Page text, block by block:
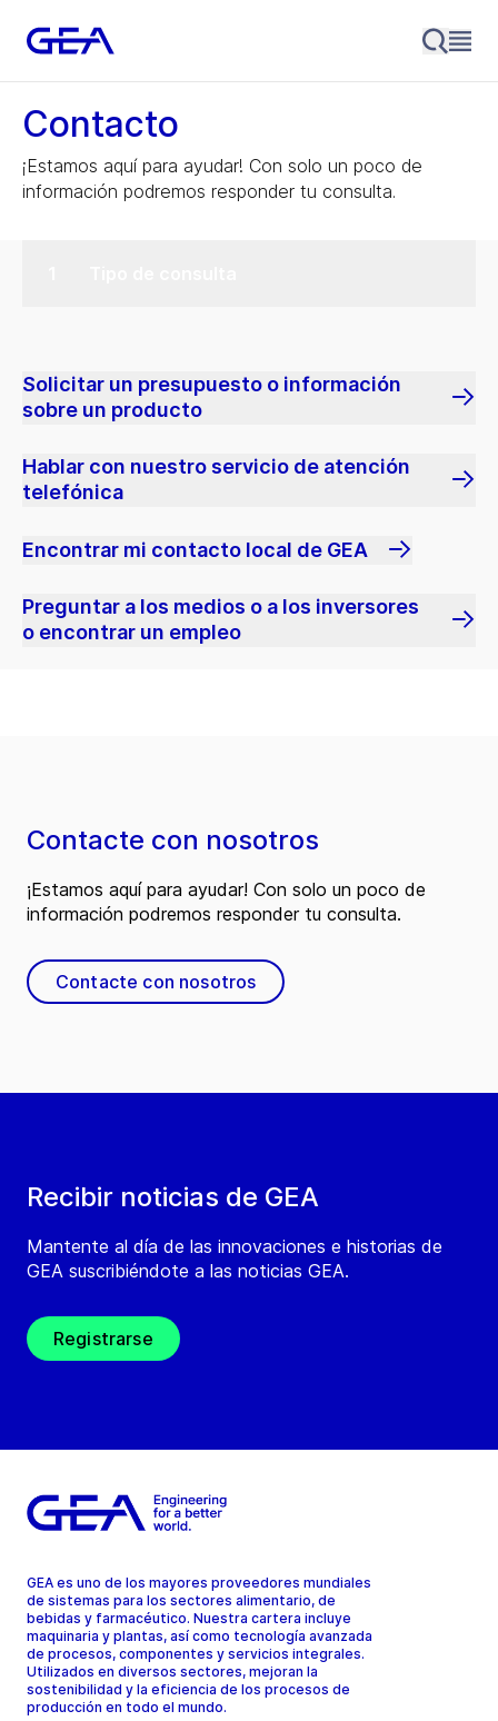
Contacto
¡Estamos aquí para ayudar! Con solo un poco de
información podremos responder tu consulta.
Solicitar un presupuesto o información
sobre un producto
Hablar con nuestro servicio de atención
telefónica
Encontrar mi contacto local de GEA
Preguntar a los medios o a los inversores
o encontrar un empleo
Recibir noticias de GEA
Mantente al día de las innovaciones e historias de
GEA suscribiéndote a las noticias GEA.
Registrarse
Contacte con nosotros
¡Estamos aquí para ayudar! Con solo un poco de
información podremos responder tu consulta.
Contacte con nosotros
GEA es uno de los mayores proveedores mundiales
de sistemas para los sectores alimentario, de
bebidas y farmacéutico. Nuestra cartera incluye
maquinaria y plantas, así como tecnología avanzada
de procesos, componentes y servicios integrales.
Utilizados en diversos sectores, mejoran la
sostenibilidad y la eficiencia de los procesos de
producción en todo el mundo.